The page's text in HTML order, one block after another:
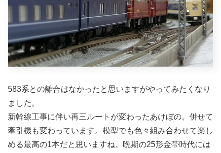
583系との離合はなかったと思いますがやってみたくなり
ました。
新幹線工事に伴い再三ルートが変わったあけぼの。併せて
牽引機も変わっています。模型でも色々組み合わせて楽し
める最高の1本だと思いますね。晩期の25形金帯時代には